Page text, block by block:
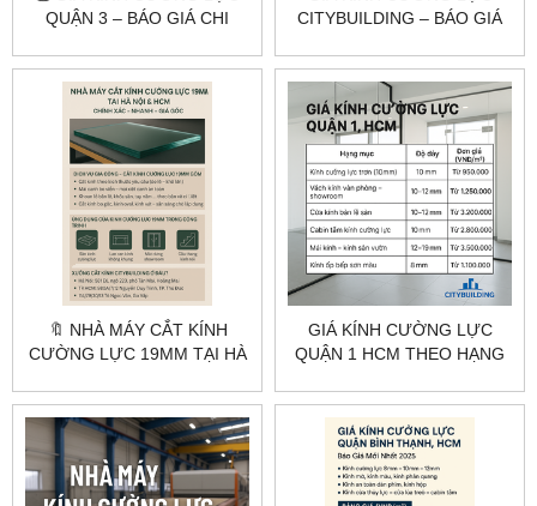
QUẬN 3 – BÁO GIÁ CHI
CITYBUILDING – BÁO GIÁ
TẾ
🔖 NHÀ MÁY CẮT KÍNH
CƯỜNG LỰC 19MM TẠI HÀ
NHANH – GIÁ GỐC
GIÁ KÍNH CƯỜNG LỰC
QUẬN 1 HCM THEO HẠNG